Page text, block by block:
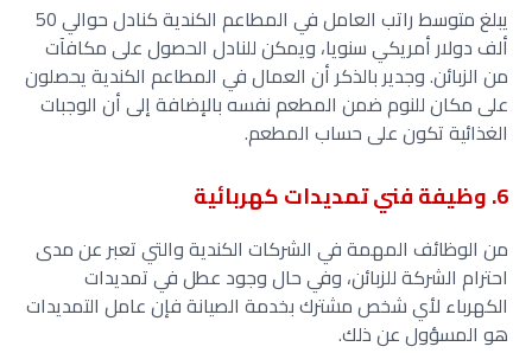
يبلغ متوسط راتب العامل في المطاعم الكندية كنادل حوالي 50
ألف دولار أمريكي سنويا، ويمكن للنادل الحصول على مكافآت
من الزبائن. وجدير بالذكر أن العمال في المطاعم الكندية يحصلون
على مكان للنوم ضمن المطعم نفسه بالإضافة إلى أن الوجبات
الغذائية تكون على حساب المطعم.
6. وظيفة فني تمديدات كهربائية
من الوظائف المهمة في الشركات الكندية والتي تعبر عن مدى
احترام الشركة للزبائن، وفي حال وجود عطل في تمديدات
الكهرباء لأي شخص مشترك بخدمة الصيانة فإن عامل التمديدات
هو المسؤول عن ذلك.